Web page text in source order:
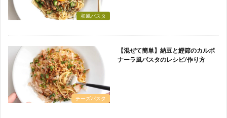
和風パスタ
チーズパスタ
【混ぜて簡単】納豆と鰹節のカルボ
ナーラ風パスタのレシピ/作り方